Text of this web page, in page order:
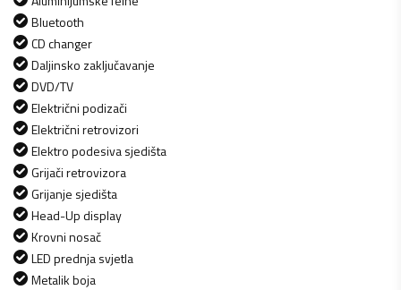
Bluetooth
CD changer
Daljinsko zaključavanje
DVD/TV
Električni podizači
Električni retrovizori
Elektro podesiva sjedišta
Grijači retrovizora
Grijanje sjedišta
Head-Up display
Krovni nosač
LED prednja svjetla
Metalik boja